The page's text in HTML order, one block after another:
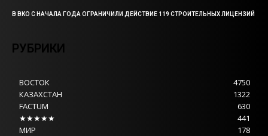
В ВКО С НАЧАЛА ГОДА ОГРАНИЧИЛИ ДЕЙСТВИЕ 119 СТРОИТЕЛЬНЫХ ЛИЦЕНЗИЙ
РУБРИКИ
ВОСТОК
4750
КАЗАХСТАН
1322
FACTUM
630
★★★★★
441
МИР
178